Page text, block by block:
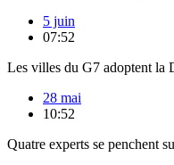
5 juin
07:52
Les villes du G7 adoptent la
28 mai
10:52
Quatre experts se penchent